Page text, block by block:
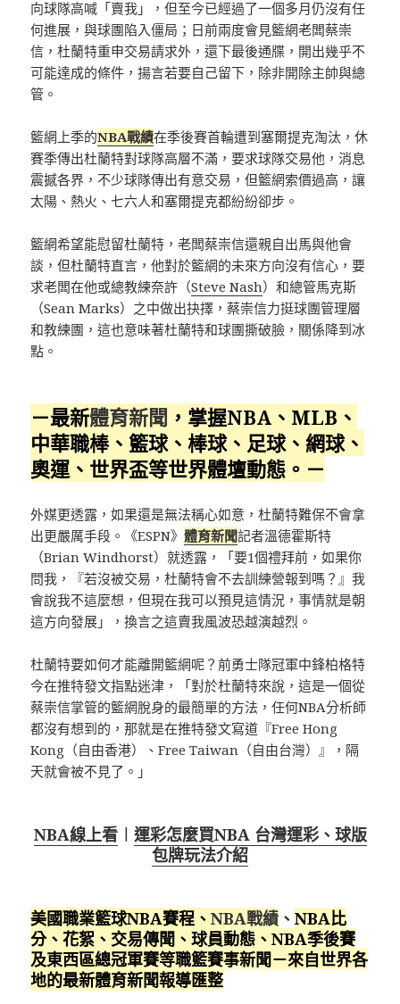
向球隊高喊「賣我」，但至今已經過了一個多月仍沒有任
何進展，與球團陷入僵局；日前兩度會見籃網老闆蔡崇
信，杜蘭特重申交易請求外，還下最後通牒，開出幾乎不
可能達成的條件，揚言若要自己留下，除非開除主帥與總
管。
籃網上季的NBA戰績在季後賽首輪遭到塞爾提克淘汰，休
賽季傳出杜蘭特對球隊高層不滿，要求球隊交易他，消息
震撼各界，不少球隊傳出有意交易，但籃網索價過高，讓
太陽、熱火、七六人和塞爾提克都紛紛卻步。
籃網希望能慰留杜蘭特，老闆蔡崇信還親自出馬與他會
談，但杜蘭特直言，他對於籃網的未來方向沒有信心，要
求老闆在他或總教練奈許（Steve Nash）和總管馬克斯
（Sean Marks）之中做出抉擇，蔡崇信力挺球團管理層
和教練團，這也意味著杜蘭特和球團撕破臉，關係降到冰
點。
－最新體育新聞 ，掌握NBA、MLB、
中華職棒、籃球、棒球、足球、網球、
奧運、世界盃等世界體壇動態。－
外媒更透露，如果還是無法稱心如意，杜蘭特難保不會拿
出更嚴厲手段。《ESPN》體育新聞記者溫德霍斯特
（Brian Windhorst）就透露，「要1個禮拜前，如果你
問我，『若沒被交易，杜蘭特會不去訓練營報到嗎？』我
會說我不這麼想，但現在我可以預見這情況，事情就是朝
這方向發展」，換言之這賣我風波恐越演越烈。
杜蘭特要如何才能離開籃網呢？前勇士隊冠軍中鋒柏格特
今在推特發文指點迷津，「對於杜蘭特來說，這是一個從
蔡崇信掌管的籃網脫身的最簡單的方法，任何NBA分析師
都沒有想到的，那就是在推特發文寫道『Free Hong
Kong（自由香港）、Free Taiwan（自由台灣）』，隔
天就會被不見了。」
NBA線上看︱ 運彩怎麼買NBA 台灣運彩、球版
包牌玩法介紹
美國職業籃球NBA賽程 、NBA戰績 、NBA比
分、花絮、交易傳聞、球員動態、NBA季後賽
及東西區總冠軍賽等職籃賽事新聞－來自世界各
地的最新體育新聞報導匯整